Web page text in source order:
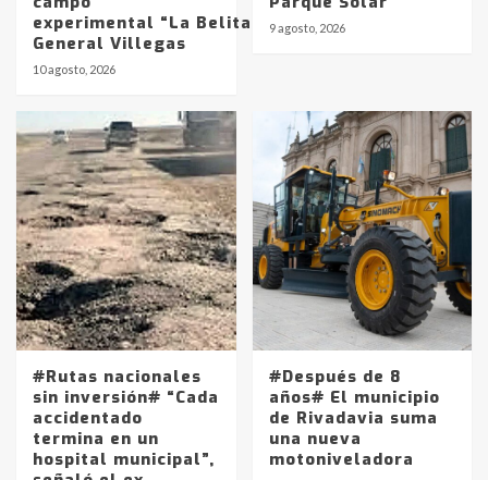
experimental “La Belita” del INTA
General Villegas
10 agosto, 2026
9 agosto, 2026
#Rutas nacionales
sin inversión# “Cada
accidentado
termina en un
hospital municipal”,
#Después de 8
años# El municipio
de Rivadavia suma
una nueva
motoniveladora